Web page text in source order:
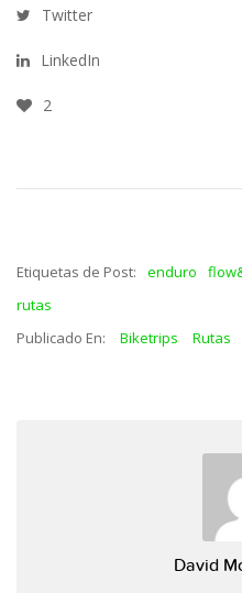
Twitter
LinkedIn
2
Etiquetas de Post: enduro
rutas
Publicado En:
Biketrips Rutas
David